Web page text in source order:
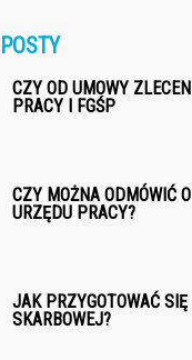
CZY OD UMOWY
PRACY I FGŚP
CZY MOŻNA ODMÓWIĆ
URZĘDU PRACY?
JAK PRZYGOTOWAĆ SIĘ
SKARBOWEJ?